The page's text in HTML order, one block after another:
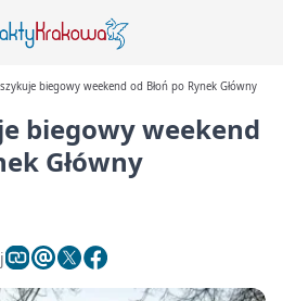
biegowy weekend od Błoń po Rynek Główny
biegowy weekend
Główny